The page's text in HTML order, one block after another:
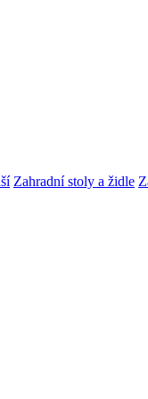
Zahradní stoly a židle